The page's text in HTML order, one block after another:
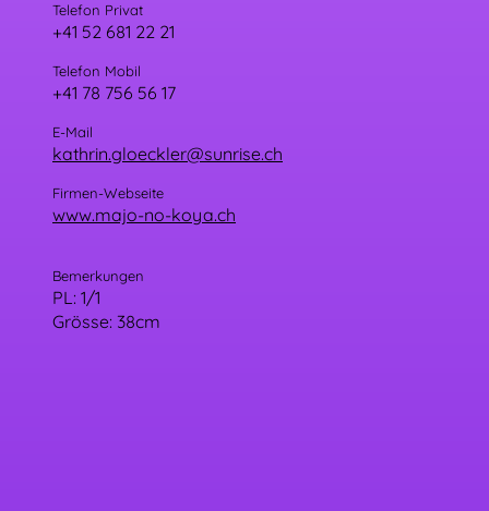
Telefon Privat
+41 52 681 22 21
Telefon Mobil
+41 78 756 56 17
E-Mail
kathrin.gloeckler@sunrise.ch
Firmen-Webseite
www.majo-no-koya.ch
Bemerkungen
PL: 1/1
Grösse: 38cm